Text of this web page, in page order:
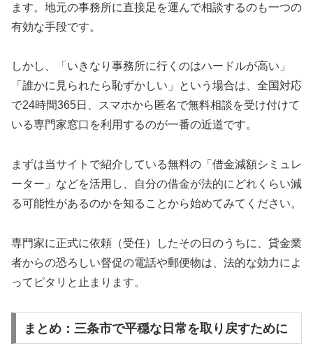
ます。地元の事務所に直接足を運んで相談するのも一つの
有効な手段です。
しかし、「いきなり事務所に行くのはハードルが高い」
「誰かに見られたら恥ずかしい」という場合は、全国対応
で24時間365日、スマホから匿名で無料相談を受け付けて
いる専門家窓口を利用するのが一番の近道です。
まずは当サイトで紹介している無料の「借金減額シミュレ
ーター」などを活用し、自分の借金が法的にどれくらい減
る可能性があるのかを知ることから始めてみてください。
専門家に正式に依頼（受任）したその日のうちに、貸金業
者からの恐ろしい督促の電話や郵便物は、法的な効力によ
ってピタリと止まります。
まとめ：三条市で平穏な日常を取り戻すために